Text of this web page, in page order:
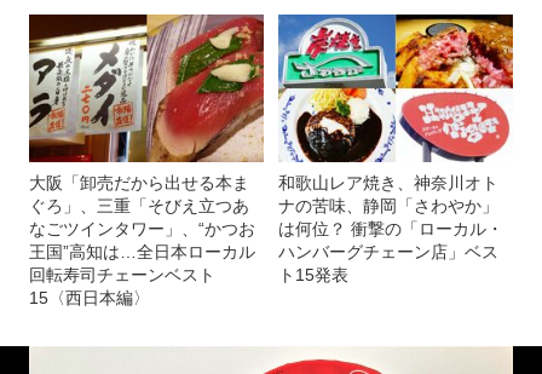
大阪「卸売だから出せる本ま
ぐろ」、三重「そびえ立つあ
なごツインタワー」、“かつお
王国”高知は…全日本ローカル
回転寿司チェーンベスト
15〈西日本編〉
和歌山レア焼き、神奈川オト
ナの苦味、静岡「さわやか」
は何位？ 衝撃の「ローカル・
ハンバーグチェーン店」ベス
ト15発表